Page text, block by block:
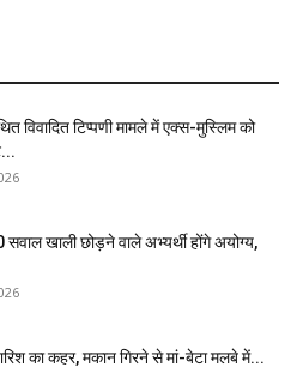
विवादित टिप्पणी मामले में एक्स-मुस्लिम को
खाली छोड़ने वाले अभ्यर्थी होंगे अयोग्य,
का कहर, मकान गिरने से मां-बेटा मलबे में...